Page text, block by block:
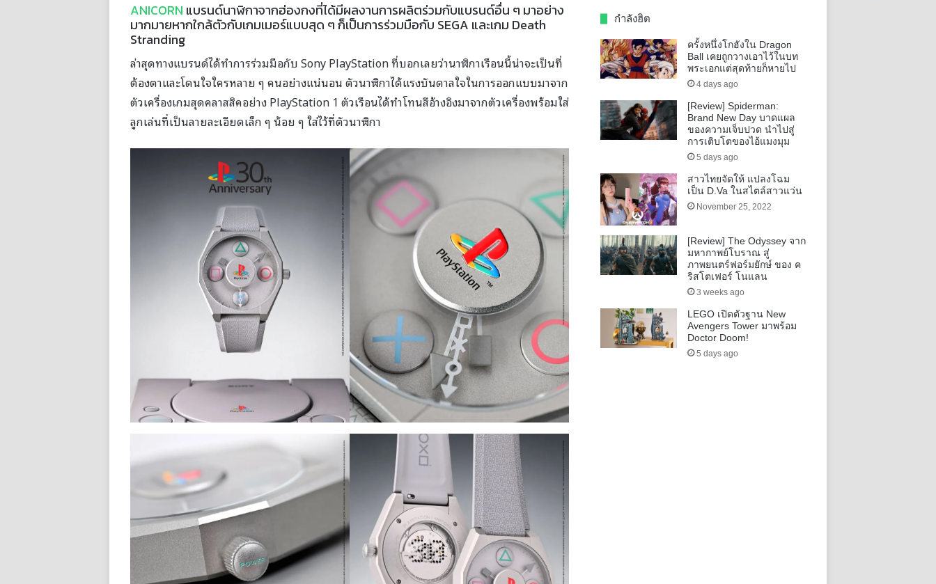
ANICORN แบรนด์นาฬิกาจากฮ่องกงที่ได้มีผลงานการผลิตร่วมกับแบรนด์อื่น ๆ มาอย่าง
มากมายหากใกล้ตัวกับเกมเมอร์แบบสุด ๆ ก็เป็นการร่วมมือกับ SEGA และเกม Death
Stranding
ล่าสุดทางแบรนด์ได้ทำการร่วมมือกับ Sony PlayStation ที่บอกเลยว่านาฬิกาเรือนนี้น่าจะเป็นที่
ต้องตาและโดนใจใครหลาย ๆ คนอย่างแน่นอน ตัวนาฬิกาได้แรงบันดาลใจในการออกแบบมาจาก
ตัวเครื่องเกมสุดคลาสสิคอย่าง PlayStation 1 ตัวเรือนได้ทำโทนสีอ้างอิงมาจากตัวเครื่องพร้อมใส่
ลูกเล่นที่เป็นลายละเอียดเล็ก ๆ น้อย ๆ ใส่ไว้ที่ตัวนาฬิกา
กำลังฮิต
ครั้งหนึ่งโกฮังใน Dragon
Ball เคยถูกวางเอาไว้ในบท
พระเอกแต่สุดท้ายก็หายไป
4 days ago
[Review] Spiderman:
Brand New Day บาดแผล
ของความเจ็บปวด นำไปสู่
การเติบโตของไอ้แมงมุม
5 days ago
สาวไทยจัดให้ แปลงโฉม
เป็น D.Va ในสไตล์สาวแว่น
November 25, 2022
[Review] The Odyssey จาก
มหากาพย์โบราณ สู่
ภาพยนตร์ฟอร์มยักษ์ ของ ค
ริสโตเฟอร์ โนแลน
3 weeks ago
LEGO เปิดตัวฐาน New
Avengers Tower มาพร้อม
Doctor Doom!
5 days ago